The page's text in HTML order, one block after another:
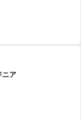
クスタイル ・大手企
スキルの向上に最適
由な文化の下で働く
ニア